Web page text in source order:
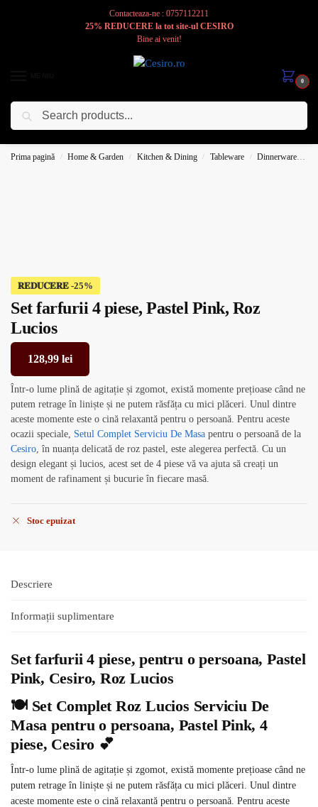
Contacteaza-ne : 0757112211
25% REDUCERE la tot site-ul CESIRO
Bine ai venit!
0
Cesiro
Prima pagină / Home & Garden / Kitchen & Dining / Tableware / Dinnerware
𝐑𝐄𝐃𝐔𝐂𝐄𝐑𝐄
Set farfurii 4 piese, Pastel Pink, Roz
Lucios
128,99 lei
Într-o lume plină de agitație și zgomot, există momente prețioase când ne
putem retrage în liniște și ne putem răsfăța cu mici plăceri. Unul dintre
aceste momente este o cină relaxantă pentru o persoană. Pentru aceste
ocazii speciale, Setul Complet Serviciu De Masa pentru o persoană de la
Cesiro , în nuanța delicată de roz pastel, este alegerea perfectă. Cu un
design elegant și lucios, acest set de 4 piese vă va ajuta să creați un
moment de rafinament și bucurie în fiecare masă.
Stoc epuizat
Descriere
Informații suplimentare
Set farfurii 4 piese, pentru o persoana, Pastel
Pink, Cesiro, Roz Lucios
🍽️ Set Complet Roz Lucios Serviciu De
Masa pentru o persoana, Pastel Pink, 4
piese, Cesiro 💕
Într-o lume plină de agitație și zgomot, există momente prețioase când ne
putem retrage în liniște și ne putem răsfăța cu mici plăceri. Unul dintre
aceste momente este o cină relaxantă pentru o persoană. Pentru aceste